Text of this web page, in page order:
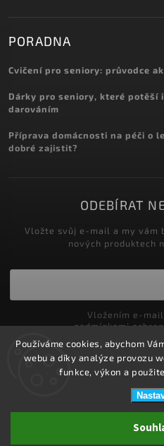
Používáme cookies, abychom
webu a díky analýze provozu
funkce, výkon a
PORADNA
Cvičení pro seniory: průvodce
Dárky pro seniory, které potěší
darováním
Příprava domácnosti na péči o
dobré zajistit?
ODEBÍRAT
Vložte svůj e-mail a my vám
nových produktech
podmínkami
ZDRAVOTNÍ